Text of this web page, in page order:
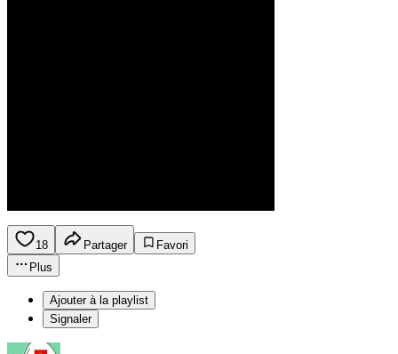
18 Partager
Favori
Plus
Ajouter à la playlist
Signaler